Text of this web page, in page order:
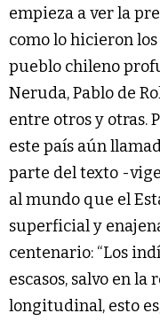
empieza a ver la
como lo hicieron
pueblo chileno
Neruda, Pablo de
entre otros y otras.
este país aún
parte del texto -
al mundo que el
superficial y
centenario: “Los
escasos, salvo en
longitudinal, esto